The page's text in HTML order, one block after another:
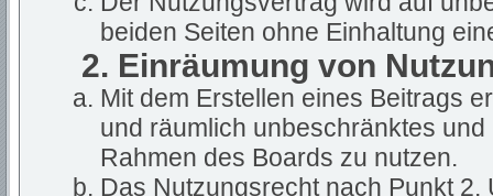
beiden Seiten ohne Einhaltung
2. Einräumung von
Mit dem Erstellen eines Beitrags
und räumlich unbeschränktes
Rahmen des Boards zu nutzen.
Das Nutzungsrecht nach Punkt